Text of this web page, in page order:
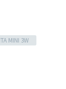
MINI 3W